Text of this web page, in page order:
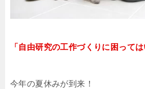
「自由研究の工作づくりに困っては
今年の夏休みが到来！